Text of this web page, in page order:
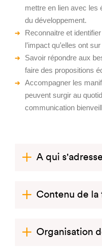
mettre en lien avec les
du développement.
Reconnaitre et
l’impact qu’elles ont
Savoir répondre aux
faire des propositions
Accompagner les
peuvent surgir au
communication
A qui
Contenu de la
Organisation